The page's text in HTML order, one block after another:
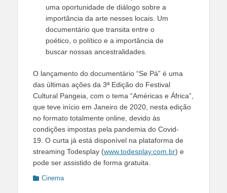
uma oportunidade de diálogo sobre a
importância da arte nesses locais. Um
documentário que transita entre o
poético, o político e a importância de
buscar nossas ancestralidades.
O lançamento do documentário “Se Pá” é uma
das últimas ações da 3ª Edição do Festival
Cultural Pangeia, com o tema “Américas e África”,
que teve início em Janeiro de 2020, nesta edição
no formato totalmente online, devido às
condições impostas pela pandemia do Covid-
19. O curta já está disponível na plataforma de
streaming Todesplay (www.todesplay.com.br) e
pode ser assistido de forma gratuita.
Categories
Cinema